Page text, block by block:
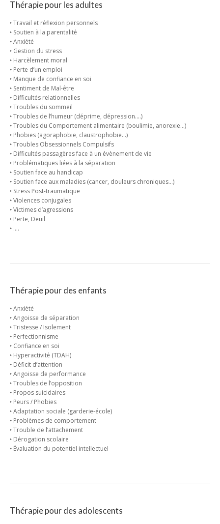
Thérapie pour les adultes
‣ Travail et réflexion personnels
‣ Soutien à la parentalité
‣ Anxiété
‣ Gestion du stress
‣ Harcèlement moral
‣ Perte d’un emploi
‣ Manque de confiance en soi
‣ Sentiment de Mal-être
‣ Difficultés relationnelles
‣ Troubles du sommeil
‣ Troubles de l’humeur (déprime, dépression….)
‣ Troubles du Comportement alimentaire (boulimie, anorexie…)
‣ Phobies (agoraphobie, claustrophobie…)
‣ Troubles Obsessionnels Compulsifs
‣ Difficultés passagères face à un évènement de vie
‣ Problématiques liées à la séparation
‣ Soutien face au handicap
‣ Soutien face aux maladies (cancer, douleurs chroniques…)
‣ Stress Post-traumatique
‣ Violences conjugales
‣ Victimes d’agressions
‣ Perte, Deuil
‣ ….
Thérapie pour des enfants
‣ Anxiété
‣ Angoisse de séparation
‣ Tristesse / Isolement
‣ Perfectionnisme
‣ Confiance en soi
‣ Hyperactivité (TDAH)
‣ Déficit d’attention
‣ Angoisse de performance
‣ Troubles de l’opposition
‣ Propos suicidaires
‣ Peurs / Phobies
‣ Adaptation sociale (garderie-école)
‣ Problèmes de comportement
‣ Trouble de l’attachement
‣ Dérogation scolaire
‣ Évaluation du potentiel intellectuel
Thérapie pour des adolescents